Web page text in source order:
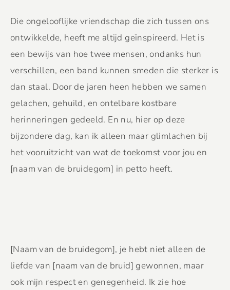
Die ongelooflijke vriendschap die zich tussen ons
ontwikkelde, heeft me altijd geïnspireerd. Het is
een bewijs van hoe twee mensen, ondanks hun
verschillen, een band kunnen smeden die sterker is
dan staal. Door de jaren heen hebben we samen
gelachen, gehuild, en ontelbare kostbare
herinneringen gedeeld. En nu, hier op deze
bijzondere dag, kan ik alleen maar glimlachen bij
het vooruitzicht van wat de toekomst voor jou en
[naam van de bruidegom] in petto heeft.
[Naam van de bruidegom], je hebt niet alleen de
liefde van [naam van de bruid] gewonnen, maar
ook mijn respect en genegenheid. Ik zie hoe